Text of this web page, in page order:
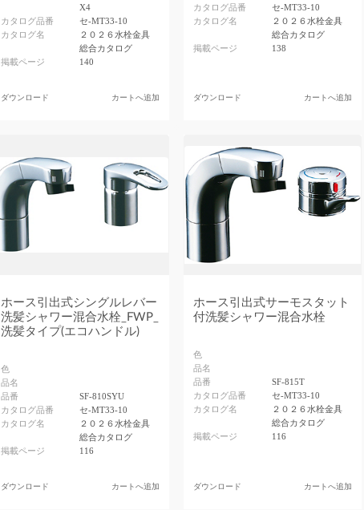
X4
カタログ品番
セ-MT33-10
カタログ名
２０２６水栓金具
総合カタログ
掲載ページ
140
ダウンロード カートへ追加
カタログ品番
セ-MT33-10
カタログ名
２０２６水栓金具
総合カタログ
掲載ページ
138
ダウンロード カートへ追加
ホース引出式シングルレバー
洗髪シャワー混合水栓_FWP_
洗髪タイプ(エコハンドル)
色
品名
品番
SF-810SYU
カタログ品番
セ-MT33-10
カタログ名
２０２６水栓金具
総合カタログ
掲載ページ
116
ダウンロード カートへ追加
ホース引出式サーモスタット
付洗髪シャワー混合水栓
色
品名
品番
SF-815T
カタログ品番
セ-MT33-10
カタログ名
２０２６水栓金具
総合カタログ
掲載ページ
116
ダウンロード カートへ追加